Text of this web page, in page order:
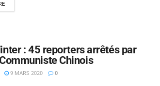
: 45 reporters arrêtés par
Chinois
9 MARS 2020 0